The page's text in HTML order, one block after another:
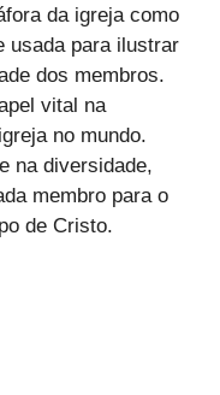
da igreja como
usada para ilustrar
dos membros.
vital na
no mundo.
na diversidade,
membro para o
de Cristo.